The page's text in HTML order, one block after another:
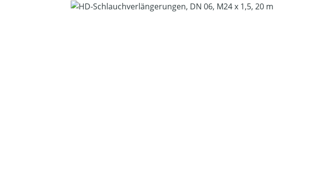
Bildergalerie überspringen